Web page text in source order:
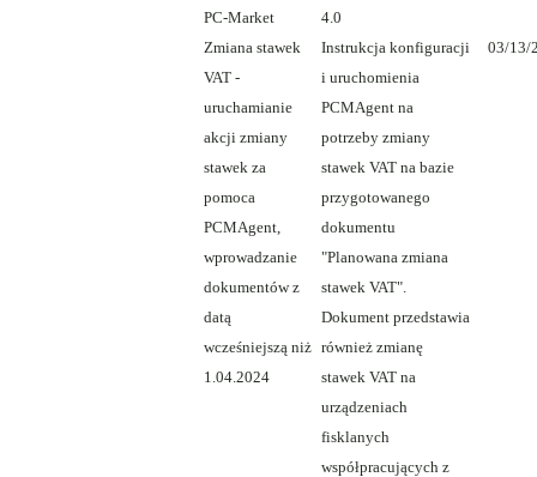
PC-Market
4.0
Zmiana stawek
VAT -
uruchamianie
akcji zmiany
stawek za
pomoca
PCMAgent,
wprowadzanie
dokumentów z
datą
wcześniejszą niż
1.04.2024
Instrukcja konfiguracji
i uruchomienia
PCMAgent na
potrzeby zmiany
stawek VAT na bazie
przygotowanego
dokumentu
"Planowana zmiana
stawek VAT".
Dokument przedstawia
również zmianę
stawek VAT na
urządzeniach
fisklanych
współpracujących z
03/13/